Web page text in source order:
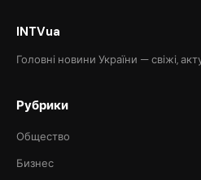
INTVua
Головні новини України — свіжі,
Рубрики
Общество
Бизнес